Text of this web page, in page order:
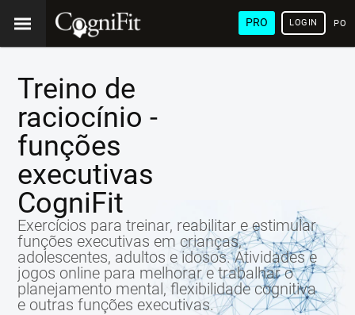
PRO LOGIN
Treino de
raciocínio -
funções
executivas
CogniFit
Exercícios para treinar, reabilitar e estimular
funções executivas em crianças,
adolescentes, adultos e idosos. Atividades e
jogos online para melhorar e trabalhar o
planejamento mental, flexibilidade cognitiva
e outras funções executivas.